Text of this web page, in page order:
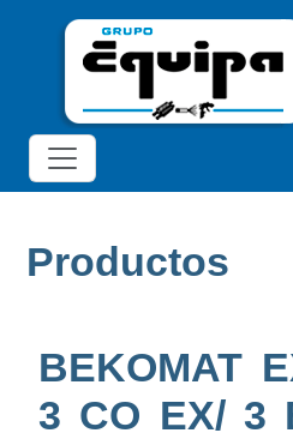
Productos
BEKOMAT
3 CO EX/ 3